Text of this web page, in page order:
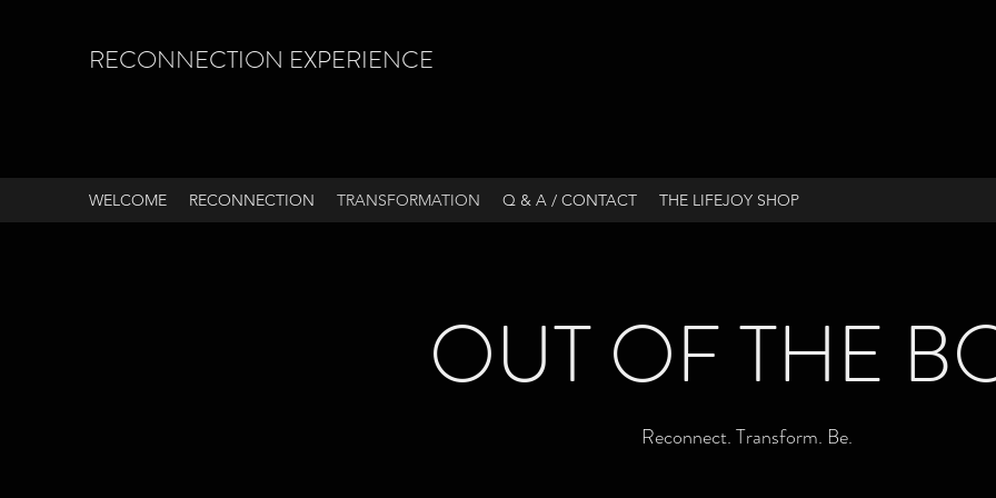
RECONNECTION EXPERIENCE
WELCOME RECONNECTION TRANSFORMATION Q & A / CONTACT THE LIFEJOY SHOP
OUT OF THE
Reconnect. Transform. Be.